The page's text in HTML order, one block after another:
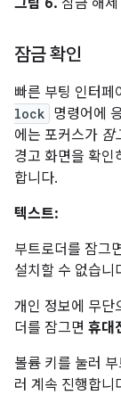
잠금 확인
빠른 부팅 인터페
lock 명령어에
에는 포커스가 잠
경고 화면을 확인
합니다.
텍스트:
부트로더를 잠그
설치할 수 없습니
개인 정보에 무단
더를 잠그면 휴대
볼륨 키를 눌러
러 계속 진행합니